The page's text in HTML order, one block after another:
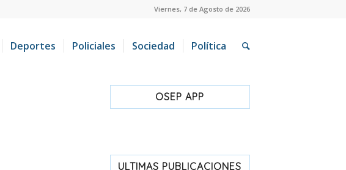
Viernes, 7 de Agosto de 2026
Deportes Policiales Sociedad Política
OSEP APP
ULTIMAS PUBLICACIONES